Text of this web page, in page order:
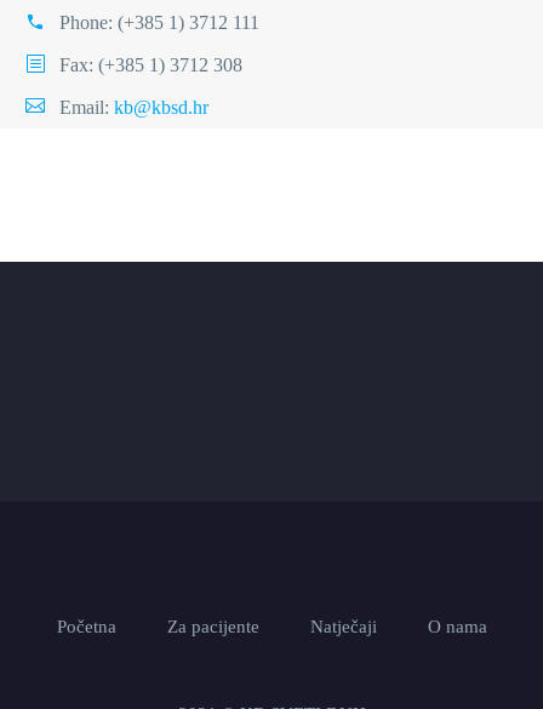
Phone: (+385 1) 3712 111
Fax: (+385 1) 3712 308
Email: kb@kbsd.hr
Početna Za pacijente Natječaji O nama